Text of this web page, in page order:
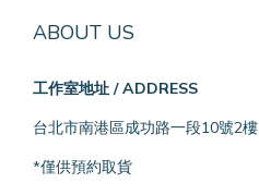
ABOUT US
工作室地址 / ADDRESS
台北市南港區成功路一段10號2樓
*僅供預約取貨